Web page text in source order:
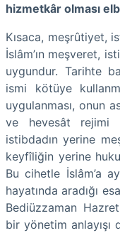
hizmetkâr olması
Kısaca, meşrûtiyet,
İslâm’ın meşveret,
uygundur. Tarihte
ismi kötüye
uygulanması, onun
ve hevesât rejimi
istibdadın yerine
keyfîliğin yerine
Bu cihetle İslâm’a
hayatında aradığı
Bediüzzaman
bir yönetim anlayışı